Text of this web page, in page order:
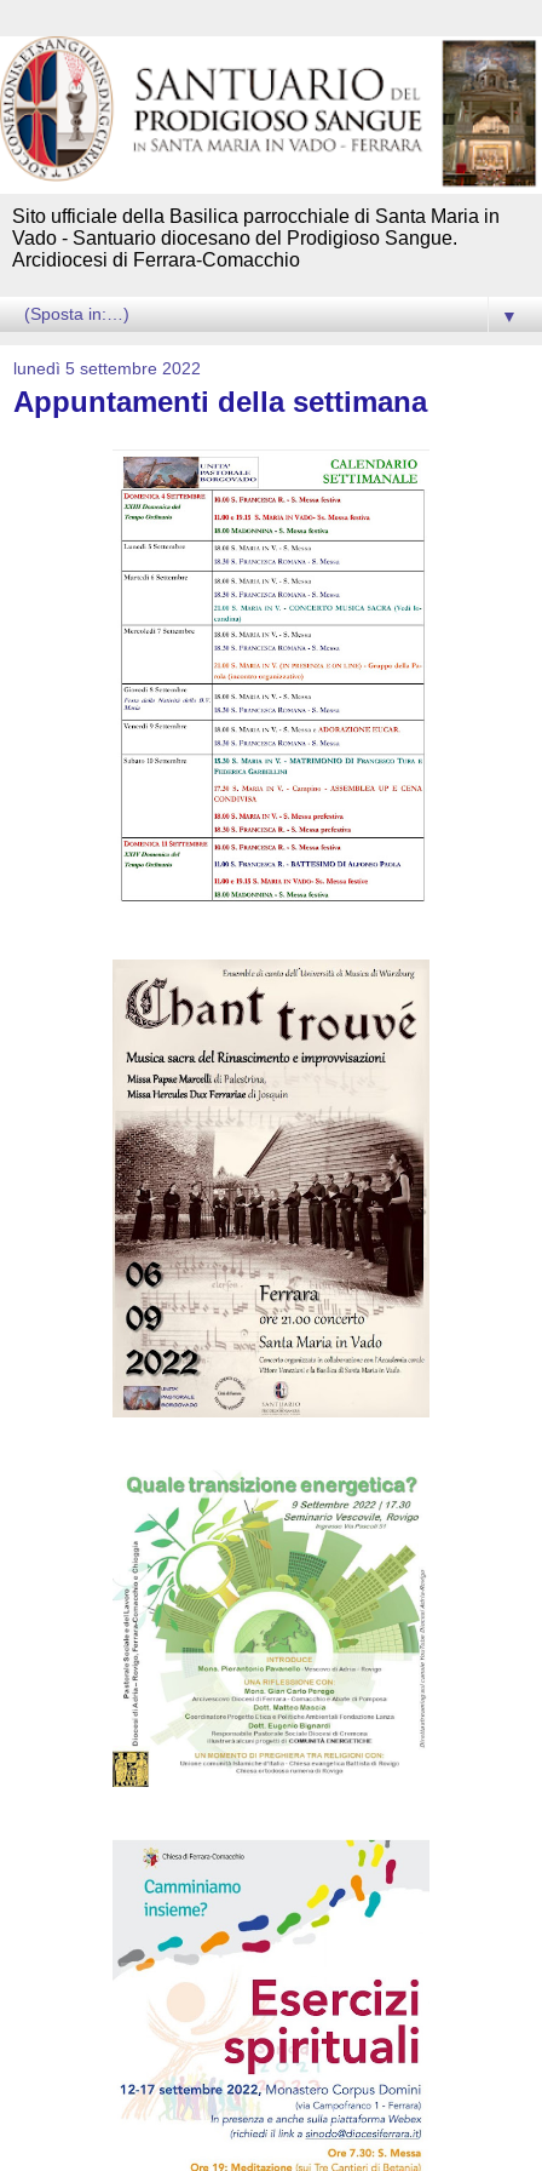
Sito ufficiale della Basilica parrocchiale di Santa Maria in
Vado - Santuario diocesano del Prodigioso Sangue.
Arcidiocesi di Ferrara-Comacchio
▼
lunedì 5 settembre 2022
Appuntamenti della settimana